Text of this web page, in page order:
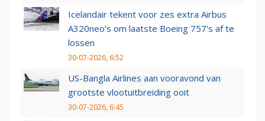
Icelandair tekent voor zes extra Airbus
A320neo's om laatste Boeing 757's af te
lossen
30-07-2026, 6:52
US-Bangla Airlines aan vooravond van
grootste vlootuitbreiding ooit
30-07-2026, 6:45